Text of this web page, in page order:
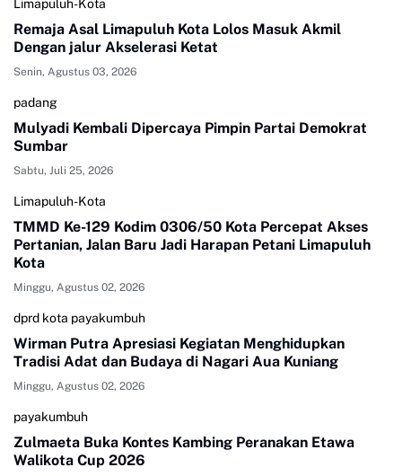
Limapuluh-Kota
Remaja Asal Limapuluh Kota Lolos Masuk Akmil
Dengan jalur Akselerasi Ketat
Senin, Agustus 03, 2026
padang
Mulyadi Kembali Dipercaya Pimpin Partai Demokrat
Sumbar
Sabtu, Juli 25, 2026
Limapuluh-Kota
TMMD Ke-129 Kodim 0306/50 Kota Percepat Akses
Pertanian, Jalan Baru Jadi Harapan Petani Limapuluh
Kota
Minggu, Agustus 02, 2026
dprd kota payakumbuh
Wirman Putra Apresiasi Kegiatan Menghidupkan
Tradisi Adat dan Budaya di Nagari Aua Kuniang
Minggu, Agustus 02, 2026
payakumbuh
Zulmaeta Buka Kontes Kambing Peranakan Etawa
Walikota Cup 2026